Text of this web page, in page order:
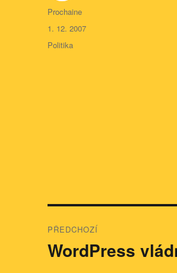
Autor:
Prochaine
Publikováno:
1. 12. 2007
Rubriky:
Politika
pro
PŘEDCHOZÍ
Předchozí
WordPress